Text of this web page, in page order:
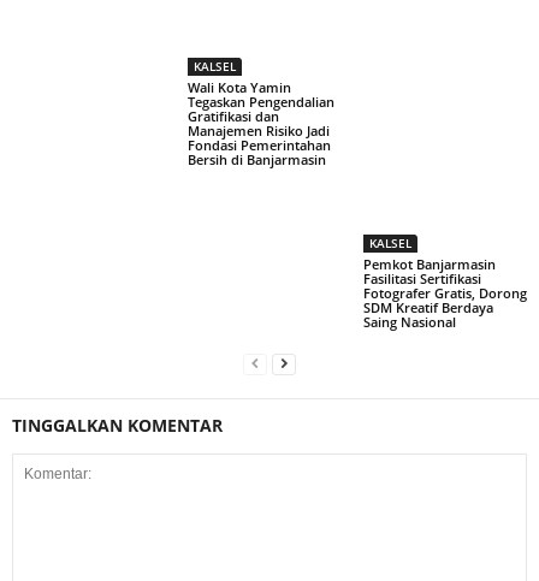
KALSEL
Wali Kota Yamin
Tegaskan Pengendalian
Gratifikasi dan
Manajemen Risiko Jadi
Fondasi Pemerintahan
Bersih di Banjarmasin
KALSEL
Pemkot Banjarmasin
Fasilitasi Sertifikasi
Fotografer Gratis, Dorong
SDM Kreatif Berdaya
Saing Nasional
TINGGALKAN KOMENTAR